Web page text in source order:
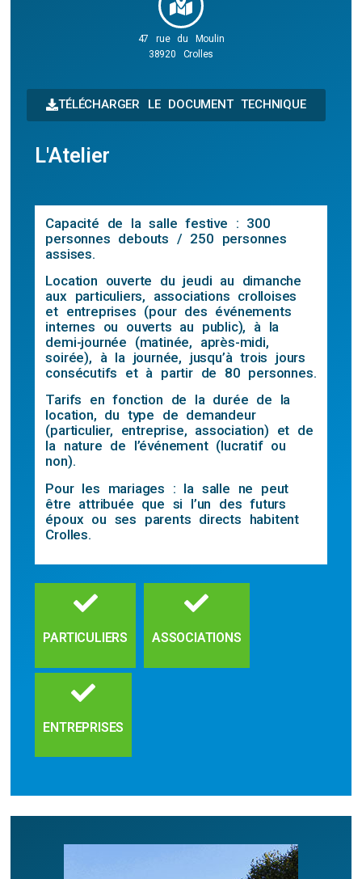
47 rue du Moulin
38920 Crolles
TÉLÉCHARGER LE DOCUMENT TECHNIQUE
L'Atelier
Capacité de la salle festive : 300
personnes debouts / 250 personnes
assises.
Location ouverte du jeudi au dimanche
aux particuliers, associations crolloises
et entreprises (pour des événements
internes ou ouverts au public), à la
demi-journée (matinée, après-midi,
soirée), à la journée, jusqu’à trois jours
consécutifs et à partir de 80 personnes.
Tarifs en fonction de la durée de la
location, du type de demandeur
(particulier, entreprise, association) et de
la nature de l’événement (lucratif ou
non).
Pour les mariages : la salle ne peut
être attribuée que si l’un des futurs
époux ou ses parents directs habitent
Crolles.
PARTICULIERS ASSOCIATIONS
ENTREPRISES